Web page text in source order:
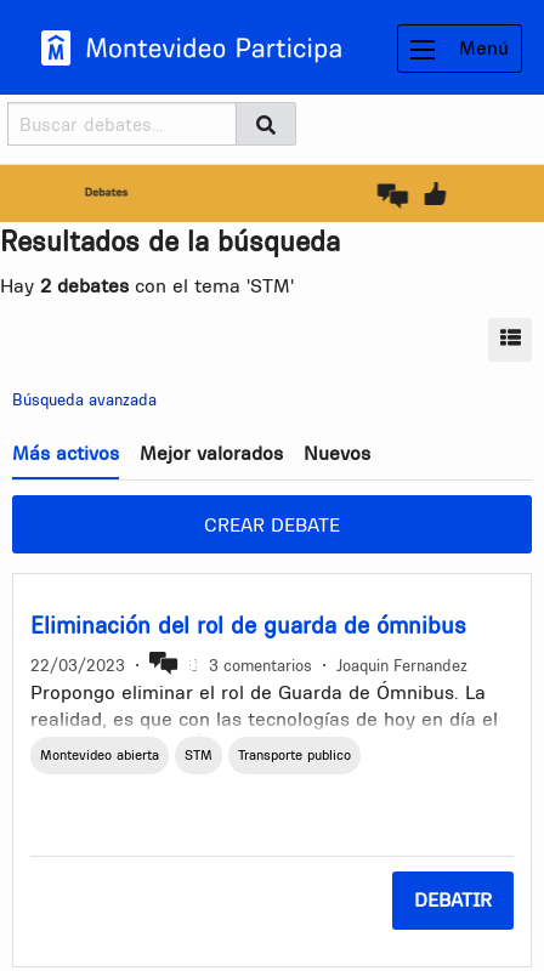
Menú
Buscador
Buscar BUSCAR
Resultados de la búsqueda
Hay 2 debates con el tema 'STM'
Búsqueda avanzada
Más activos Mejor valorados Nuevos
CREAR DEBATE
Eliminación del rol de guarda de ómnibus
22/03/2023 • 3 comentarios • Joaquin Fernandez
Propongo eliminar el rol de Guarda de Ómnibus. La
realidad, es que con las tecnologías de hoy en día el
rol del Guarda de Ómnibus está obsoleto. Se podría
pases libres mensuales/semestrales/anuales y
máquinas para comprar el boleto en las paradas o
dentro del bus. Idealmente, para no perder los
trabajos, aquellos que trabajan de guardas pasarían a
Montevideo abierta STM Transporte publico
DEBATIR